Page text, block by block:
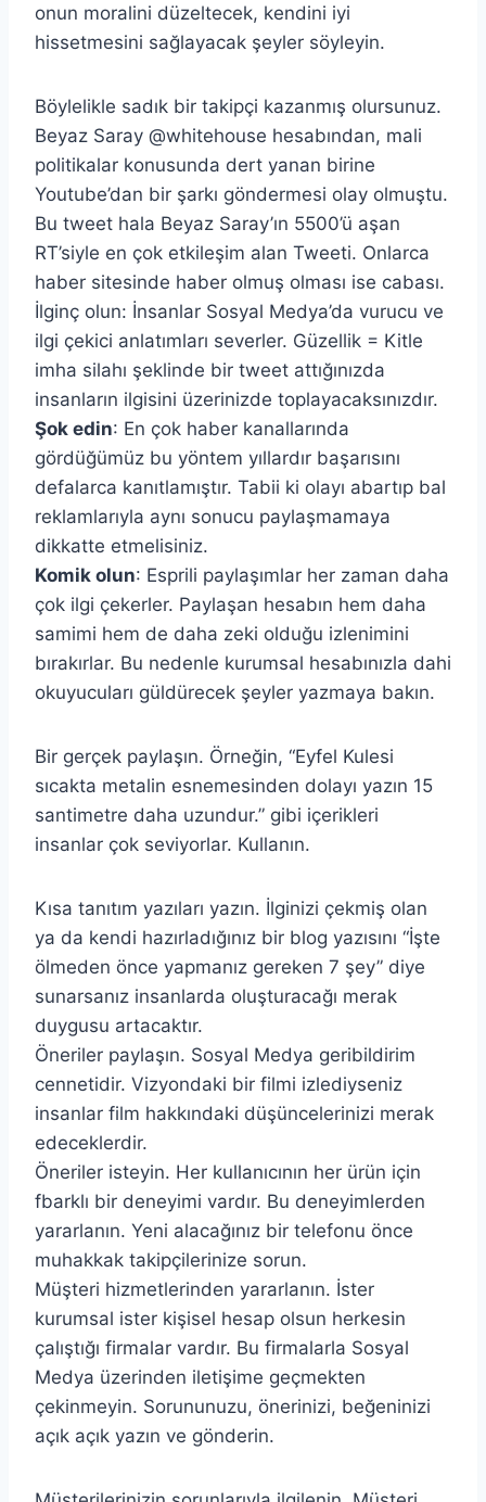
onun moralini düzeltecek, kendini iyi
hissetmesini sağlayacak şeyler söyleyin.
Böylelikle sadık bir takipçi kazanmış olursunuz.
Beyaz Saray @whitehouse hesabından, mali
politikalar konusunda dert yanan birine
Youtube’dan bir şarkı göndermesi olay olmuştu.
Bu tweet hala Beyaz Saray’ın 5500’ü aşan
RT’siyle en çok etkileşim alan Tweeti. Onlarca
haber sitesinde haber olmuş olması ise cabası.
İlginç olun: İnsanlar Sosyal Medya’da vurucu ve
ilgi çekici anlatımları severler. Güzellik = Kitle
imha silahı şeklinde bir tweet attığınızda
insanların ilgisini üzerinizde toplayacaksınızdır.
Şok edin: En çok haber kanallarında
gördüğümüz bu yöntem yıllardır başarısını
defalarca kanıtlamıştır. Tabii ki olayı abartıp bal
reklamlarıyla aynı sonucu paylaşmamaya
dikkatte etmelisiniz.
Komik olun: Esprili paylaşımlar her zaman daha
çok ilgi çekerler. Paylaşan hesabın hem daha
samimi hem de daha zeki olduğu izlenimini
bırakırlar. Bu nedenle kurumsal hesabınızla dahi
okuyucuları güldürecek şeyler yazmaya bakın.
Bir gerçek paylaşın. Örneğin, “Eyfel Kulesi
sıcakta metalin esnemesinden dolayı yazın 15
santimetre daha uzundur.” gibi içerikleri
insanlar çok seviyorlar. Kullanın.
Kısa tanıtım yazıları yazın. İlginizi çekmiş olan
ya da kendi hazırladığınız bir blog yazısını “İşte
ölmeden önce yapmanız gereken 7 şey” diye
sunarsanız insanlarda oluşturacağı merak
duygusu artacaktır.
Öneriler paylaşın. Sosyal Medya geribildirim
cennetidir. Vizyondaki bir filmi izlediyseniz
insanlar film hakkındaki düşüncelerinizi merak
edeceklerdir.
Öneriler isteyin. Her kullanıcının her ürün için
fbarklı bir deneyimi vardır. Bu deneyimlerden
yararlanın. Yeni alacağınız bir telefonu önce
muhakkak takipçilerinize sorun.
Müşteri hizmetlerinden yararlanın. İster
kurumsal ister kişisel hesap olsun herkesin
çalıştığı firmalar vardır. Bu firmalarla Sosyal
Medya üzerinden iletişime geçmekten
çekinmeyin. Sorununuzu, önerinizi, beğeninizi
açık açık yazın ve gönderin.